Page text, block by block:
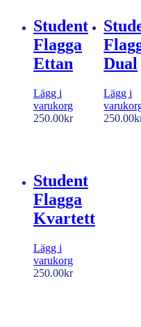
Student
Flagga
Ettan
Lägg i
varukorg
250.00kr
Dual
Lägg i
250.00
Student
Flagga
Kvartett
Lägg i
varukorg
250.00kr